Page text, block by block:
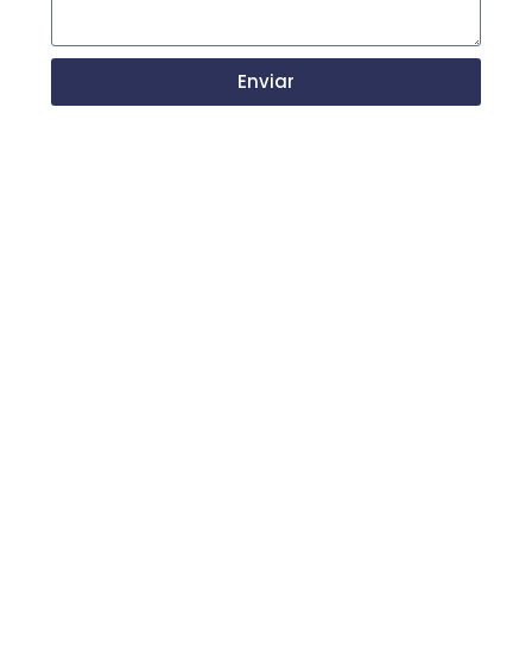
Enviar